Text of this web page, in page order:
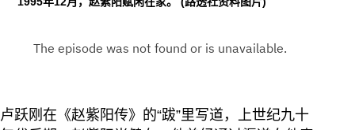
卢跃刚在《赵紫阳传》的“跋”里写道，上世纪九十